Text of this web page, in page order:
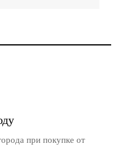
при покупке от